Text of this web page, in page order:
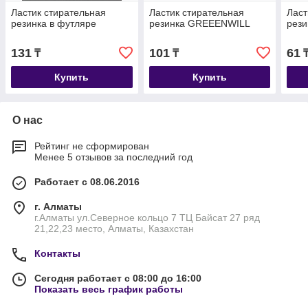
Ластик стирательная
резинка в футляре
131 ₸
Купить
Ластик стирательная
резинка GREEENWILL
101₸
Купить
61
О нас
Рейтинг не сформирован
Менее 5 отзывов за последний год
Работает с 08.06.2016
г. Алматы
г.Алматы ул.Северное кольцо 7 ТЦ Байсат 27 ряд
21,22,23 место, Алматы, Казахстан
Контакты
Сегодня работает с 08:00 до 16:00
Показать весь график работы